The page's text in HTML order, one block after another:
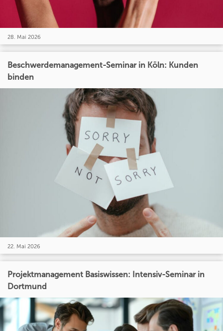
28. Mai 2026
Beschwerdemanagement-Seminar in Köln: Kunden
binden
22. Mai 2026
Projektmanagement Basiswissen: Intensiv-Seminar in
Dortmund